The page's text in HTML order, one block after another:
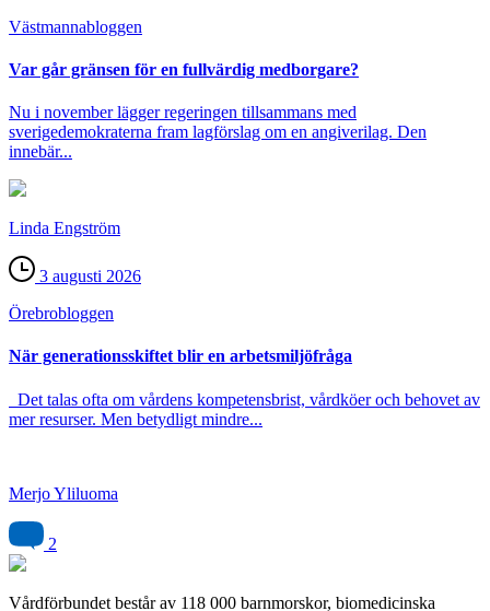
Västmanna­bloggen
Var går gränsen för en fullvärdig medborgare?
Nu i november lägger regeringen tillsammans med
sverigedemokraterna fram lagförslag om en angiverilag. Den
innebär...
Linda Engström
3 augusti 2026
Örebro­bloggen
När generationsskiftet blir en arbetsmiljöfråga
Det talas ofta om vårdens kompetensbrist, vårdköer och behovet av
mer resurser. Men betydligt mindre...
Merjo Yliluoma
2
Vårdförbundet består av 118 000 barnmorskor, biomedicinska